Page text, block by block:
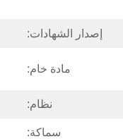
إصدار الشهادات:
مادة خام:
نظام:
سماكة: